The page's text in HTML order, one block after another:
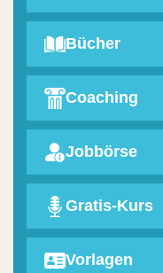
Bücher
Coaching
Jobbörse
Gratis-Kurs
Vorlagen